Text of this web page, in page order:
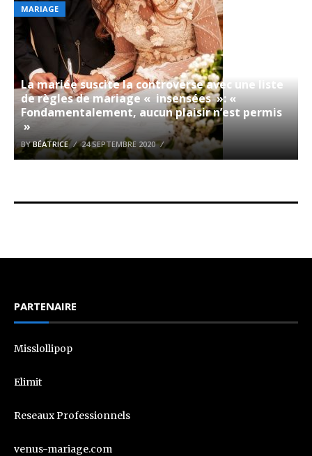
MARIAGE
La mariée suscite la controverse avec une liste
de règles de mariage « insensées »: «
Fondamentalement, aucun plaisir n’est permis
»
BYBÉATRICE 24 SEPTEMBRE 2020
PARTENAIRE
Misslollipop
Elimit
Reseaux Professionnels
venus-mariage.com